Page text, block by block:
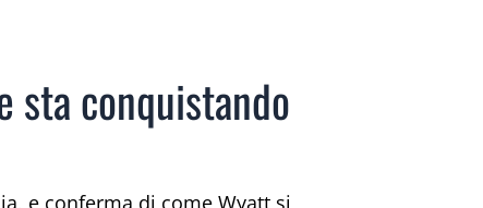
sta conquistando
e conferma di come Wyatt si